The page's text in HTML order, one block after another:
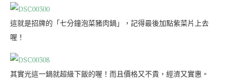
這就是招牌的「七分鐘泡菜豬肉鍋」，記得最後加點紫菜片上去
喔！
其實光這一鍋就超級下飯的喔！而且價格又不貴，經濟又實惠。